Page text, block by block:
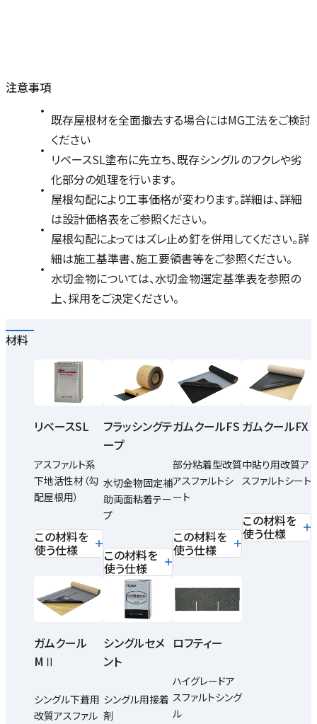
注意事項
既存屋根材を全面撤去する場合にはMG工法をご検討
ください
リベースSL塗布に先立ち、既存シングルのフクレや劣
化部分の処理を行います。
屋根勾配により工事価格が変わります。詳細は、詳細
は設計価格表をご参照ください。
屋根勾配によってはズレ止め釘を併用してください。詳
細は施工基準書、施工要領書等をご参照ください。
水切金物については、水切金物選定基準表を参照の
上、採用をご決定ください。
材料
リベースSL
アスファルト系
下地活性材（勾
配屋根用）
この材料を
使う仕様
フラッシングテ
ープ
水切金物固定補
助両面粘着テー
プ
この材料を
使う仕様
ガムクールFS
部分粘着型改質
アスファルトシ
ート
この材料を
使う仕様
ガムクールFX
中貼り用改質ア
スファルトシート
この材料を
使う仕様
ガムクール
MⅡ
シングル下葺用
改質アスファル
シングルセメ
ント
シングル用接着
剤
ロフティー
ハイグレードア
スファルトシング
ル